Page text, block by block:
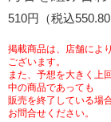
ニンテンドー・ダ
スキャン
ファクス
セブン銀行ATM
ご利用可能なお支
イープラス
セブンネットショ
貸借対照表・損益
沿革
サステナビリティ
GREEN
アルバイ
店舗検索
お問い合わせ
Language
510円（税込550.80
掲載商品は、店舗によ
ございます。
また、予想を大きく上
中の商品であっても
販売を終了している場
お問合せください。